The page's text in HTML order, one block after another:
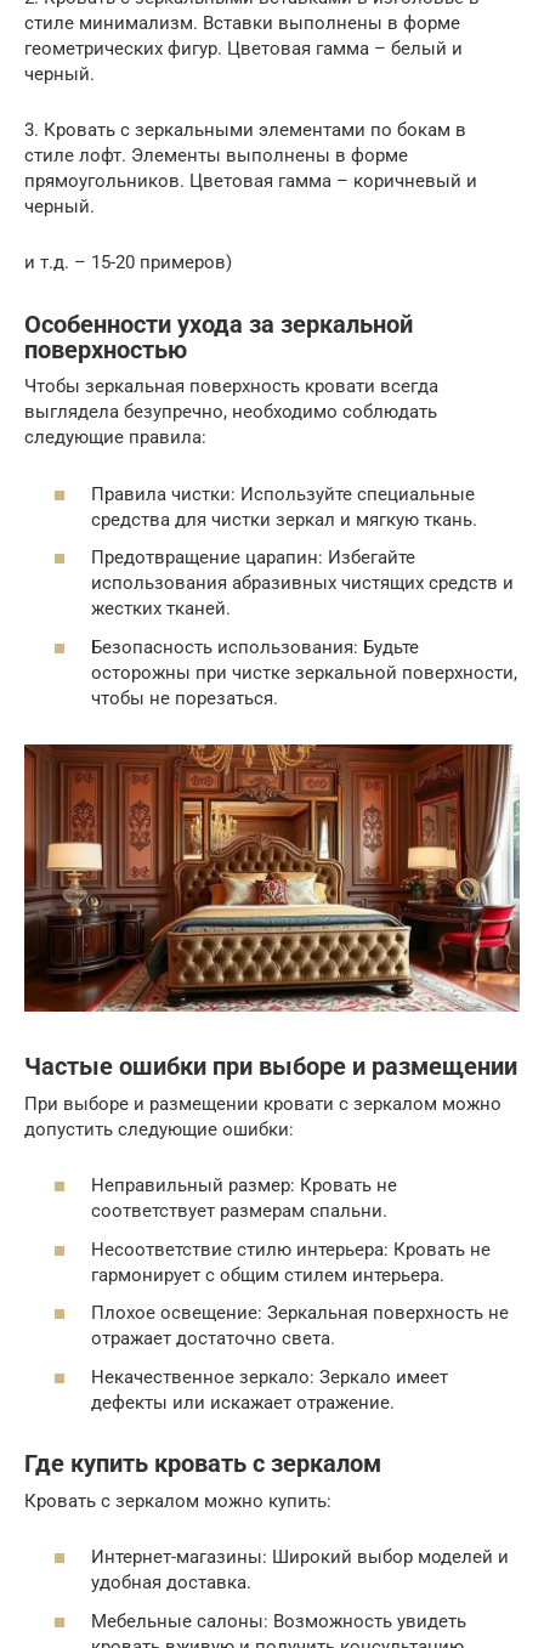
стиле минимализм. Вставки выполнены в форме
геометрических фигур. Цветовая гамма – белый и
черный.
3. Кровать с зеркальными элементами по бокам в
стиле лофт. Элементы выполнены в форме
прямоугольников. Цветовая гамма – коричневый и
черный.
и т.д. – 15-20 примеров)
Особенности ухода за зеркальной
поверхностью
Чтобы зеркальная поверхность кровати всегда
выглядела безупречно, необходимо соблюдать
следующие правила:
Правила чистки: Используйте специальные
средства для чистки зеркал и мягкую ткань.
Предотвращение царапин: Избегайте
использования абразивных чистящих средств и
жестких тканей.
Безопасность использования: Будьте
осторожны при чистке зеркальной поверхности,
чтобы не порезаться.
Частые ошибки при выборе и размещении
При выборе и размещении кровати с зеркалом можно
допустить следующие ошибки:
Неправильный размер: Кровать не
соответствует размерам спальни.
Несоответствие стилю интерьера: Кровать не
гармонирует с общим стилем интерьера.
Плохое освещение: Зеркальная поверхность не
отражает достаточно света.
Некачественное зеркало: Зеркало имеет
дефекты или искажает отражение.
Где купить кровать с зеркалом
Кровать с зеркалом можно купить:
Интернет-магазины: Широкий выбор моделей и
удобная доставка.
Мебельные салоны: Возможность увидеть